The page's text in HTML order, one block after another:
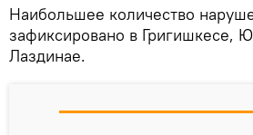
Наибольшее количество
зафиксировано в Григишкесе,
Лаздинае.